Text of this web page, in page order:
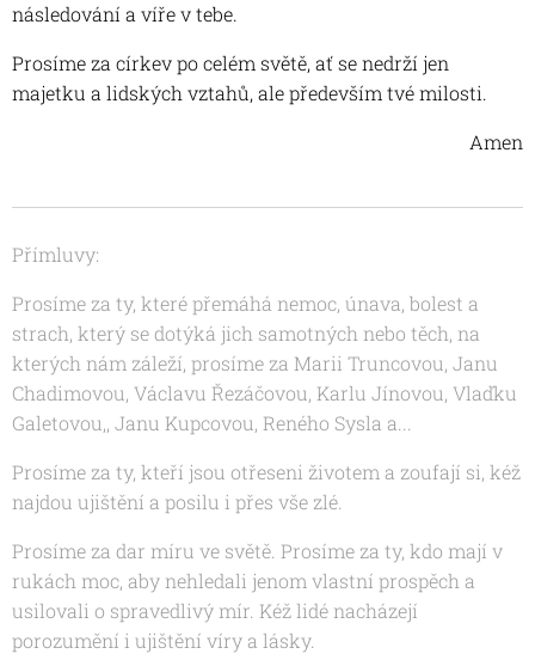
následování a víře v tebe.
Prosíme za církev po celém světě, ať se nedrží jen
majetku a lidských vztahů, ale především tvé milosti.
Amen
Přímluvy:
Prosíme za ty, které přemáhá nemoc, únava, bolest a
strach, který se dotýká jich samotných nebo těch, na
kterých nám záleží, prosíme za Marii Truncovou, Janu
Chadimovou, Václavu Řezáčovou, Karlu Jínovou, Vlaďku
Galetovou,, Janu Kupcovou, Reného Sysla a...
Prosíme za ty, kteří jsou otřeseni životem a zoufají si, kéž
najdou ujištění a posilu i přes vše zlé.
Prosíme za dar míru ve světě. Prosíme za ty, kdo mají v
rukách moc, aby nehledali jenom vlastní prospěch a
usilovali o spravedlivý mír. Kéž lidé nacházejí
porozumění i ujištění víry a lásky.